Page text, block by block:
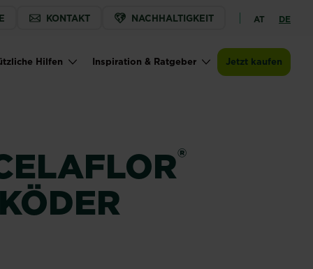
KONTAKT NACHHALTIGKEIT AT DE
Hilfen Inspiration & Ratgeber Jetzt kaufen
®
Jetzt kaufenSUBSTRAL® Celaflor® Wühlmausköder Arrex
Zur Händlersuche